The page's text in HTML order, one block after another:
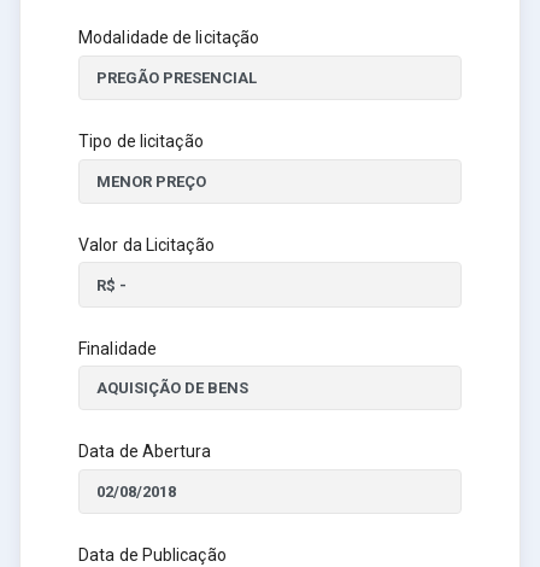
Modalidade de licitação
Tipo de licitação
Valor da Licitação
Finalidade
Data de Abertura
Data de Publicação